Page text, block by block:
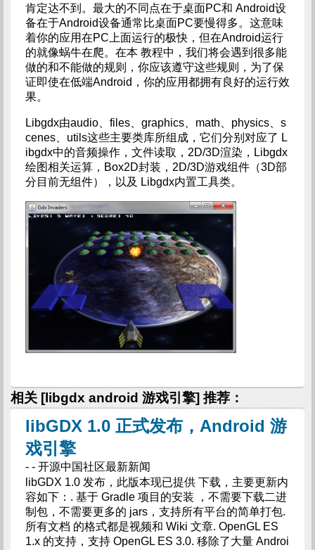
肯定达不到。最大的不同点在于桌面PC和 Android设
备在于Android设备通常比桌面PC要慢得多。这意味
着你的应用在PC上面运行的极快，但在Android运行
的就像蜗牛在爬。在本 教程中，我们将会遇到很多能
做的和不能做的规则，你应该遵守这些规则，为了保
证即使在低端Android，你的应用都拥有良好的运行效
果。
Libgdx由audio、files、graphics、math、physics、s
cenes、utils这些主要类库所组成，它们分别对应了 L
ibgdx中的音频操作，文件读取，2D/3D渲染，Libgdx
绘图相关运算，Box2D封装，2D/3D游戏组件（3D部
分目前无组件），以及 Libgdx内置工具类。
相关 [libgdx android 游戏引擎] 推荐：
libGDX 1.0 正式发布，Android 游
戏引擎
- - 开源中国社区最新新闻
libGDX 1.0 发布，此版本现已提供 下载，主要更新内
容如下：. 基于 Gradle 项目的安装 ，不需要下载二进
制包，不需要更多的 jars，支持所有平台的简单打包.
所有文档 的格式都是视频和 Wiki 文章. OpenGL ES
1.x 的支持，支持 OpenGL ES 3.0. 移除了大量 Androi